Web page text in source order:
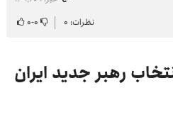
نظرات: ۰ ۰-۰
رهبر جدید ایران